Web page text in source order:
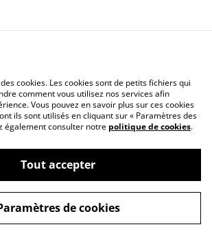
Mentions légales
Cookies
powered by
cookies. Les cookies sont de petits fichiers qui
comment vous utilisez nos services afin
Vous pouvez en savoir plus sur ces cookies
ils sont utilisés en cliquant sur « Paramètres des
également consulter notre politique de cookies.
Tout accepter
de cookies